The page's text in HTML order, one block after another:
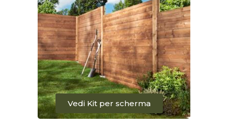
Vedi Kit per scherma